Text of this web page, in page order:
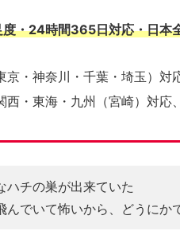
度・24時間365日対応・日本
京・神奈川・千葉・埼玉）対応
西・東海・九州（宮崎）対応、
ハチの巣が出来ていた
んでいて怖いから、どうにか